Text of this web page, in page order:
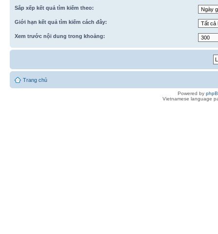
Sắp xếp kết quả tìm kiếm theo:
Giới hạn kết quả tìm kiếm cách đây:
Xem trước nội dung trong khoảng:
Trang chủ
Powered by
Vietnamese language